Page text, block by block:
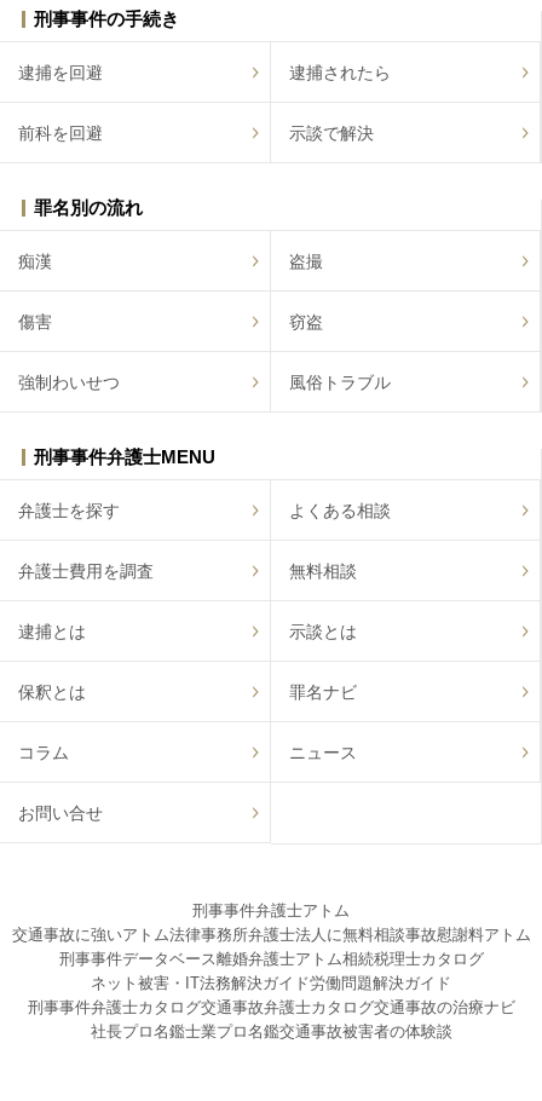
刑事事件の手続き
逮捕を回避 逮捕されたら
前科を回避 示談で解決
罪名別の流れ
痴漢 盗撮
傷害 窃盗
強制わいせつ 風俗トラブル
刑事事件弁護士MENU
弁護士を探す よくある相談
弁護士費用を調査 無料相談
逮捕とは 示談とは
保釈とは 罪名ナビ
コラム ニュース
お問い合せ
刑事事件弁護士アトム
交通事故に強いアトム法律事務所弁護士法人に無料相談事故慰謝料アトム
刑事事件データベース離婚弁護士アトム相続税理士カタログ
ネット被害・IT法務解決ガイド労働問題解決ガイド
刑事事件弁護士カタログ交通事故弁護士カタログ交通事故の治療ナビ
社長プロ名鑑士業プロ名鑑交通事故被害者の体験談